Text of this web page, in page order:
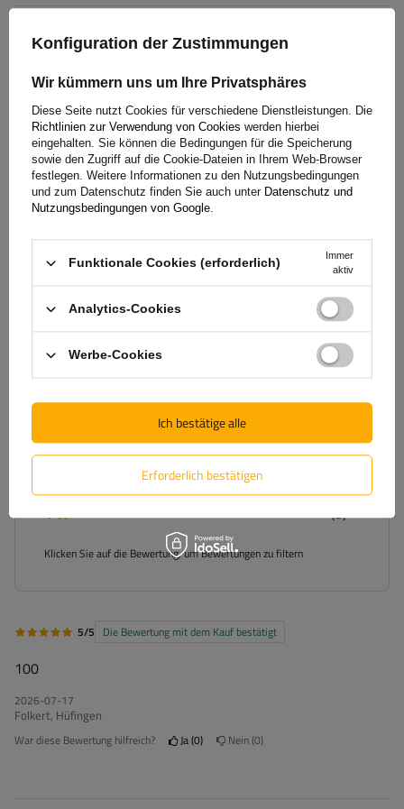
Bewertungen (1)
5/5
Anzahl der abgegebenen Bewertungen: 1
Bewertung abschicken
in
unserem Treueprogramm.
Nur durch Kauf bestätigte Bewertungen anzeigen
5
(1)
3
(0)
1
(0)
Klicken Sie auf die Bewertung, um Bewertungen zu filtern
5/5 Die Bewertung mit dem Kauf bestätigt
100
2026-07-17
Folkert, Hüfingen
War diese Bewertung hilfreich? Ja 0 Nein 0
Konfiguration der Zustimmungen
Wir kümmern uns um Ihre Privatsphäres
Diese Seite nutzt Cookies für verschiedene Dienstleistungen. Die
Richtlinien zur Verwendung von Cookies werden hierbei
eingehalten. Sie können die Bedingungen für die Speicherung
sowie den Zugriff auf die Cookie-Dateien in Ihrem Web-Browser
festlegen. Weitere Informationen zu den Nutzungsbedingungen
und zum Datenschutz finden Sie auch unter Datenschutz und
Nutzungsbedingungen von Google.
Funktionale Cookies (erforderlich)
Immer
aktiv
Analytics-Cookies
Werbe-Cookies
Erforderlich bestätigen
Ich bestätige alle